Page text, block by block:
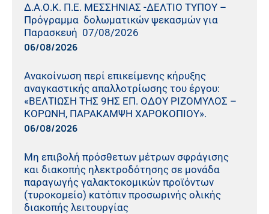
Δ.Α.Ο.Κ. Π.Ε. ΜΕΣΣΗΝΙΑΣ -ΔΕΛΤΙΟ ΤΥΠΟΥ –
Πρόγραμμα δολωματικών ψεκασμών για
Παρασκευή 07/08/2026
06/08/2026
Ανακοίνωση περί επικείμενης κήρυξης
αναγκαστικής απαλλοτρίωσης του έργου:
«ΒΕΛΤΙΩΣΗ ΤΗΣ 9ΗΣ ΕΠ. ΟΔΟΥ ΡΙΖΟΜΥΛΟΣ –
ΚΟΡΩΝΗ, ΠΑΡΑΚΑΜΨΗ ΧΑΡΟΚΟΠΙΟΥ».
06/08/2026
Μη επιβολή πρόσθετων μέτρων σφράγισης
και διακοπής ηλεκτροδότησης σε μονάδα
παραγωγής γαλακτοκομικών προϊόντων
(τυροκομείο) κατόπιν προσωρινής ολικής
διακοπής λειτουργίας